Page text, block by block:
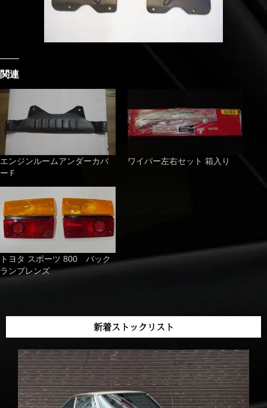
関連
エンジンルームアンダーカバ
ーＦ
ワイパー左右セット 箱入り
トヨタ スポーツ 800 バック
ランプレンズ
新着ストックリスト